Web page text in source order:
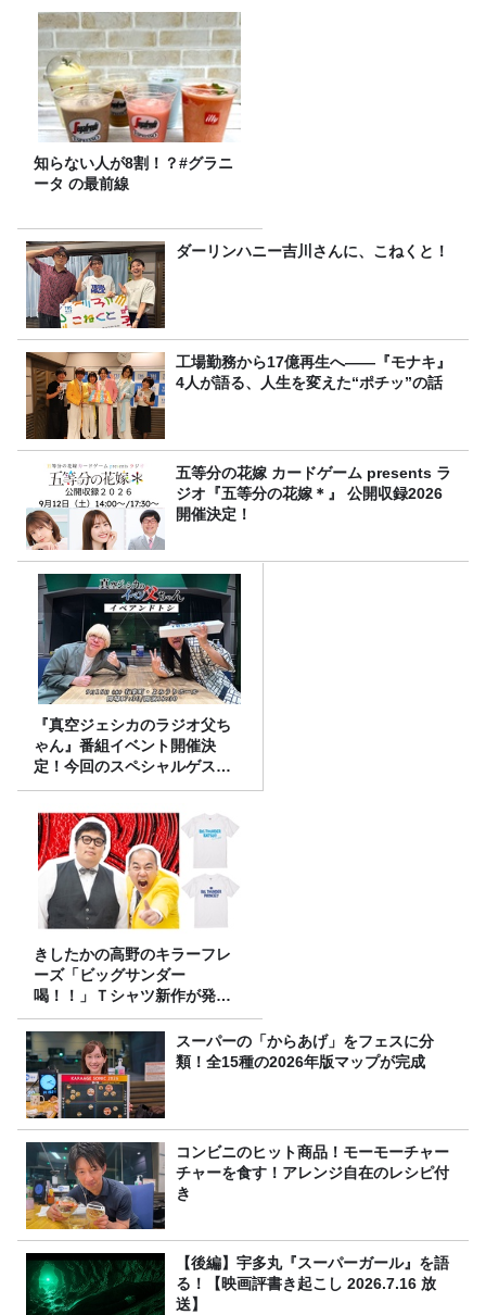
知らない人が8割！？#グラニ
ータ の最前線
ダーリンハニー吉川さんに、こねくと！
工場勤務から17億再生へ——『モナキ』
4人が語る、人生を変えた“ポチッ”の話
五等分の花嫁 カードゲーム presents ラ
ジオ『五等分の花嫁＊』 公開収録2026
開催決定！
『真空ジェシカのラジオ父ち
ゃん』番組イベント開催決
定！今回のスペシャルゲスト
は、タカアンドトシ！
きしたかの高野のキラーフレ
ーズ「ビッグサンダー
喝！！」Ｔシャツ新作が発売
決定！
スーパーの「からあげ」をフェスに分
類！全15種の2026年版マップが完成
コンビニのヒット商品！モーモーチャー
チャーを食す！アレンジ自在のレシピ付
き
【後編】宇多丸『スーパーガール』を語
る！【映画評書き起こし 2026.7.16 放
送】